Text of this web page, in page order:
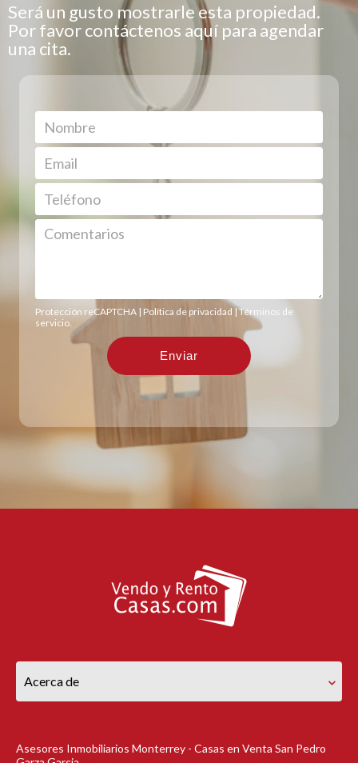
Será un gusto mostrarle esta propiedad.
Por favor contáctenos aquí para agendar
una cita.
Protección reCAPTCHA | Política de privacidad |Términos de
servicio.
Acerca de
Asesores Inmobiliarios Monterrey - Casas en Venta San Pedro